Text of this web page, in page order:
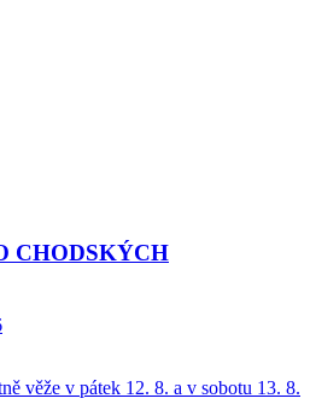
CHODSKÝCH
věže v pátek 12. 8. a v sobotu 13. 8.